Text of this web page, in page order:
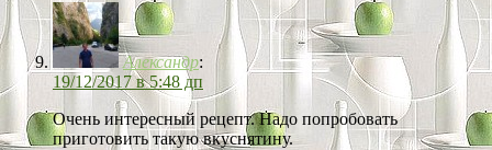
Александр:
19/12/2017 в 5:48 дп
Очень интересный рецепт. Надо попробовать
приготовить такую вкуснятину.